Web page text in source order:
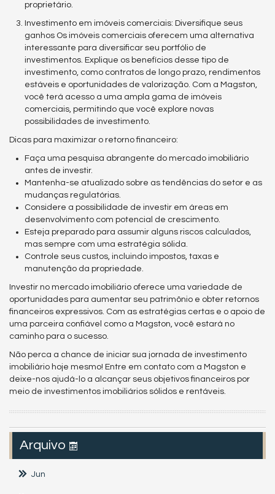
proprietário.
Investimento em imóveis comerciais: Diversifique seus
ganhos Os imóveis comerciais oferecem uma alternativa
interessante para diversificar seu portfólio de
investimentos. Explique os benefícios desse tipo de
investimento, como contratos de longo prazo, rendimentos
estáveis e oportunidades de valorização. Com a Magston,
você terá acesso a uma ampla gama de imóveis
comerciais, permitindo que você explore novas
possibilidades de investimento.
Dicas para maximizar o retorno financeiro:
Faça uma pesquisa abrangente do mercado imobiliário
antes de investir.
Mantenha-se atualizado sobre as tendências do setor e as
mudanças regulatórias.
Considere a possibilidade de investir em áreas em
desenvolvimento com potencial de crescimento.
Esteja preparado para assumir alguns riscos calculados,
mas sempre com uma estratégia sólida.
Controle seus custos, incluindo impostos, taxas e
manutenção da propriedade.
Investir no mercado imobiliário oferece uma variedade de
oportunidades para aumentar seu patrimônio e obter retornos
financeiros expressivos. Com as estratégias certas e o apoio de
uma parceira confiável como a Magston, você estará no
caminho para o sucesso.
Não perca a chance de iniciar sua jornada de investimento
imobiliário hoje mesmo! Entre em contato com a Magston e
deixe-nos ajudá-lo a alcançar seus objetivos financeiros por
meio de investimentos imobiliários sólidos e rentáveis.
Arquivo
Jun